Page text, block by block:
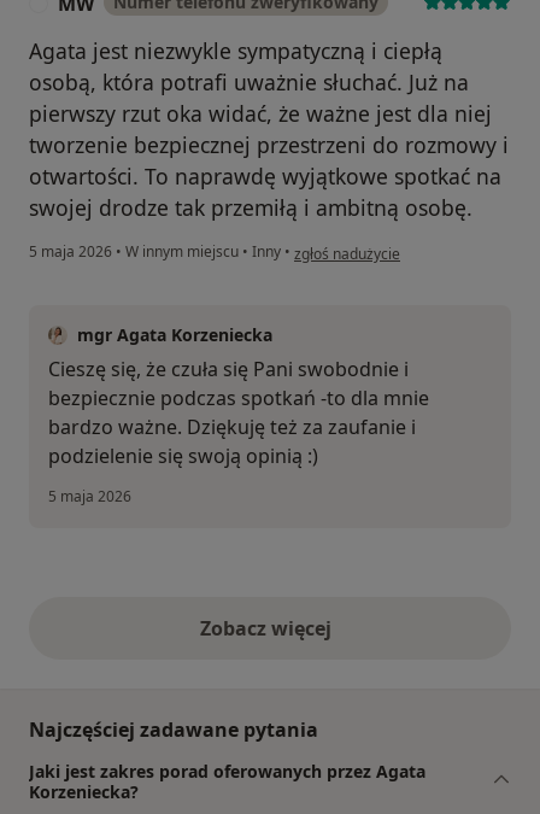
Agata jest niezwykle sympatyczną i ciepłą
osobą, która potrafi uważnie słuchać. Już na
pierwszy rzut oka widać, że ważne jest dla niej
tworzenie bezpiecznej przestrzeni do rozmowy i
otwartości. To naprawdę wyjątkowe spotkać na
swojej drodze tak przemiłą i ambitną osobę.
5 maja 2026 • W innym miejscu • Inny • w opinii użytkownika MW
zgłoś nadużycie
mgr Agata Korzeniecka
Cieszę się, że czuła się Pani swobodnie i
bezpiecznie podczas spotkań -to dla mnie
bardzo ważne. Dziękuję też za zaufanie i
podzielenie się swoją opinią :)
5 maja 2026
Zobacz więcejopinie powyżej
Najczęściej zadawane pytania
Jaki jest zakres porad oferowanych przez Agata
Korzeniecka?